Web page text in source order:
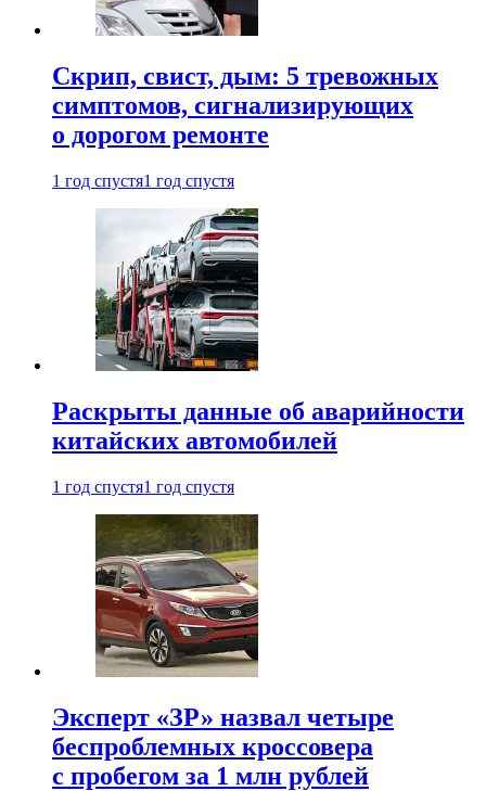
Скрип, свист, дым: 5 тревожных
симптомов, сигнализирующих
о дорогом ремонте
1 год спустя1 год спустя
Раскрыты данные об аварийности
китайских автомобилей
1 год спустя1 год спустя
Эксперт «ЗР» назвал четыре
беспроблемных кроссовера
с пробегом за 1 млн рублей